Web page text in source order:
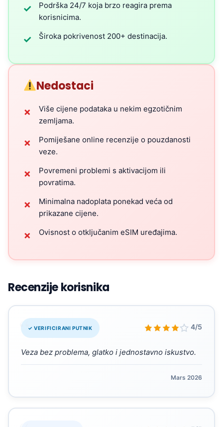
✓
Podrška 24/7 koja brzo reagira prema
korisnicima.
✓ Široka pokrivenost 200+ destinacija.
Nedostaci
✗
Više cijene podataka u nekim egzotičnim
zemljama.
✗
Pomiješane online recenzije o pouzdanosti
veze.
✗
Povremeni problemi s aktivacijom ili
povratima.
✗
Minimalna nadoplata ponekad veća od
prikazane cijene.
✗ Ovisnost o otključanim eSIM uređajima.
Recenzije korisnika
✓ VERIFICIRANI PUTNIK 4/5
“
Veza bez problema, glatko i jednostavno iskustvo.
Mars 2026